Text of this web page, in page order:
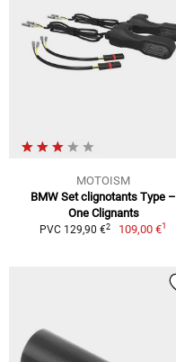
MOTOISM
BMW Set clignotants Type –
One Clignants
PVC 129,90 €2 109,00 €1